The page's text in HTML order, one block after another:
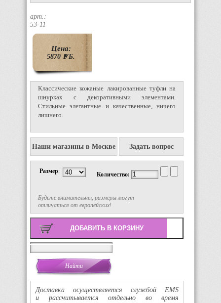
арт.:
53-11
Цена:
5870 P
УБ.
Классические кожаные лакированные туфли на
шнурках с декоративными элементами.
Стильные элегантные и качественные, ничего
лишнего.
Наши магазины в Москве Задать вопрос
Размер:
Будьте внимательны, размеры могут
отличаться от европейских!
Количество:
Поиск
Доставка осуществляется службой EMS
и рассчитывается отдельно во время